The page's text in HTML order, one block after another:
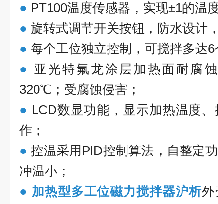
● PT100温度传感器，实现±1的温
● 旋转式调节开关按钮，防水设计
● 每个工位独立控制，可搅拌多达
● 亚光特氟龙涂层加热面耐腐
320℃；受腐蚀侵害；
● LCD数显功能，显示加热温度
作；
●控温采用PID控制算法，自整定
冲温小；
● 加热型多工位磁力搅拌器沪析外